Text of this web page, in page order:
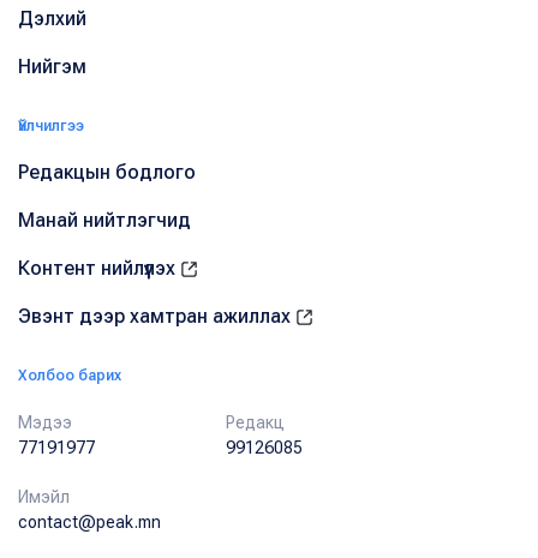
Дэлхий
Нийгэм
Үйлчилгээ
Редакцын бодлого
Манай нийтлэгчид
Контент нийлүүлэх
Эвэнт дээр хамтран ажиллах
Холбоо барих
Мэдээ
77191977
Редакц
99126085
Имэйл
contact@peak.mn